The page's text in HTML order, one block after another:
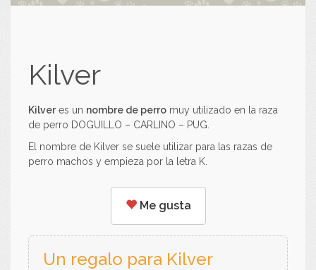
Kilver
Kilveres un nombre de perro muy utilizado en la raza
de perro DOGUILLO – CARLINO – PUG.
El nombre de Kilver se suele utilizar para las razas de
perro machos y empieza por la letra K.
Me gusta
Un regalo para Kilver